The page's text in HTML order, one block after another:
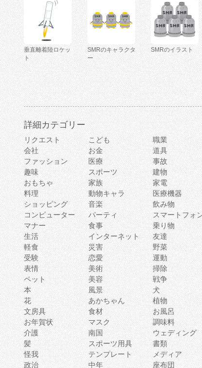
垂直離着陸ロケッ
ト
SMRのキャラクタ
ー
SMRのイラスト
詳細カテゴリー
リクエスト こども 職業
会社
お金 道具
ファッション
医療 事故
趣味
スポーツ 建物
おもちゃ
家族 家電
料理
動物キャラ 医療機器
ショッピング
音楽 飲み物
コンピューター
パーティ スマートフォ
マナー
食事 乗り物
生活
インターネット 友達
軽食
災害 野菜
受験
恋愛 運動
表情
美術 掃除
ペット
美容 戦争
本
風景 犬
花
あかちゃん 植物
文房具
食材 お風呂
お年賀状
マスク 調味料
介護
南国 ウェディング
髪
スポーツ用具 書類
怪我
テンプレート メディア
政治
中年 座布団